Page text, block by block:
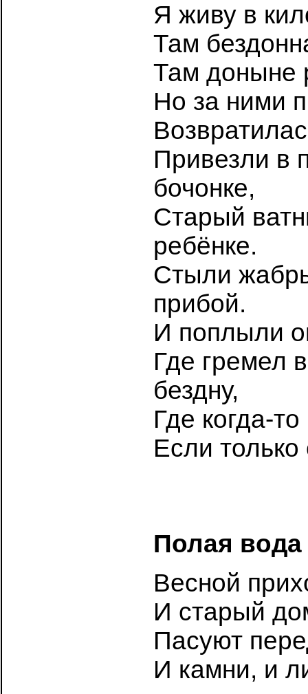
Я живу в
Там
Там доныне
Но за ними
Привезли в
бочонке,
Старый
ребёнке.
Стыли
прибой.
И поплыли
Где гремел
бездну,
Где когда-
Если
Полая вода
Весной
И старый
Пасуют
И камни, и